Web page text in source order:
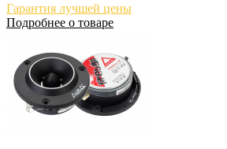
Гарантия лучшей цены
Подробнее о товаре